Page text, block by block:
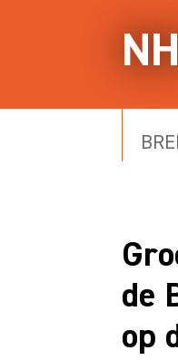
de
op